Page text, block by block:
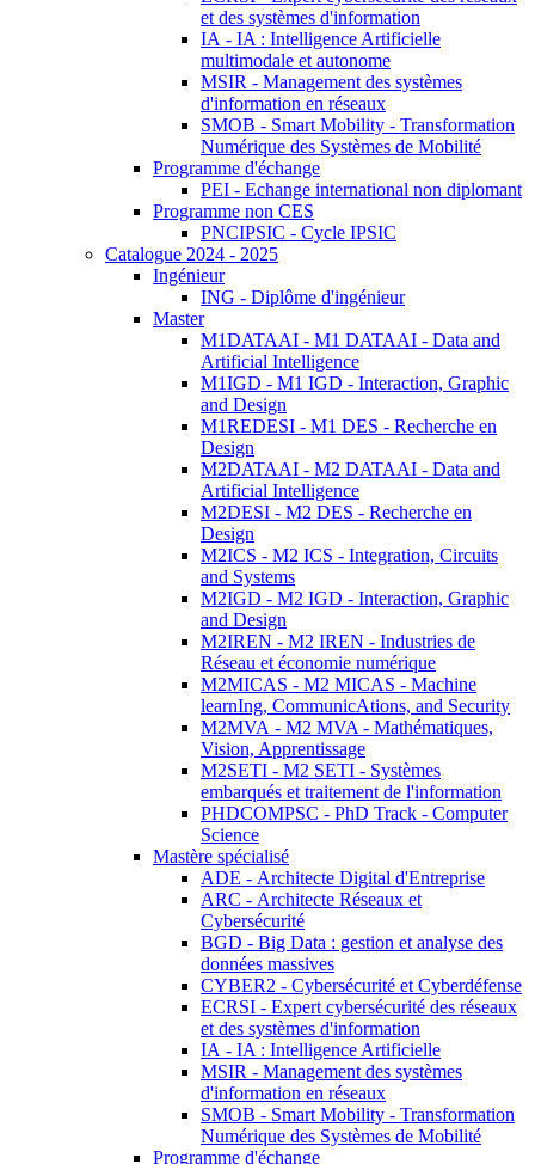
et des systèmes d'information
IA - IA : Intelligence Artificielle
multimodale et autonome
MSIR - Management des systèmes
d'information en réseaux
SMOB - Smart Mobility - Transformation
Numérique des Systèmes de Mobilité
Programme d'échange
PEI - Echange international non diplomant
Programme non CES
PNCIPSIC - Cycle IPSIC
Catalogue 2024 - 2025
Ingénieur
ING - Diplôme d'ingénieur
Master
M1DATAAI - M1 DATAAI - Data and
Artificial Intelligence
M1IGD - M1 IGD - Interaction, Graphic
and Design
M1REDESI - M1 DES - Recherche en
Design
M2DATAAI - M2 DATAAI - Data and
Artificial Intelligence
M2DESI - M2 DES - Recherche en
Design
M2ICS - M2 ICS - Integration, Circuits
and Systems
M2IGD - M2 IGD - Interaction, Graphic
and Design
M2IREN - M2 IREN - Industries de
Réseau et économie numérique
M2MICAS - M2 MICAS - Machine
learnIng, CommunicAtions, and Security
M2MVA - M2 MVA - Mathématiques,
Vision, Apprentissage
M2SETI - M2 SETI - Systèmes
embarqués et traitement de l'information
PHDCOMPSC - PhD Track - Computer
Science
Mastère spécialisé
ADE - Architecte Digital d'Entreprise
ARC - Architecte Réseaux et
Cybersécurité
BGD - Big Data : gestion et analyse des
données massives
CYBER2 - Cybersécurité et Cyberdéfense
ECRSI - Expert cybersécurité des réseaux
et des systèmes d'information
IA - IA : Intelligence Artificielle
MSIR - Management des systèmes
d'information en réseaux
SMOB - Smart Mobility - Transformation
Numérique des Systèmes de Mobilité
Programme d'échange